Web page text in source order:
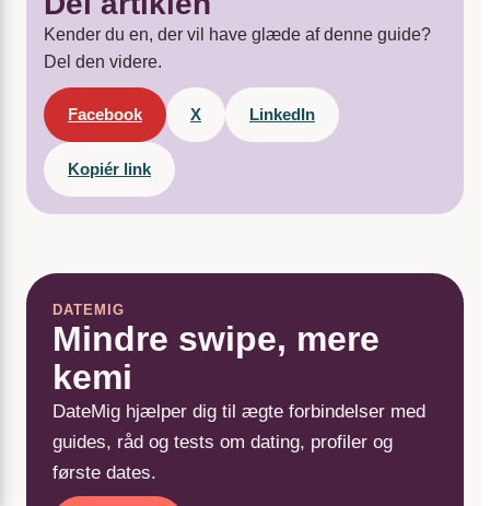
Kender du en, der vil have glæde af denne guide?
Del den videre.
Facebook X LinkedIn
Kopiér link
DATEMIG
Mindre swipe, mere
kemi
DateMig hjælper dig til ægte forbindelser med
guides, råd og tests om dating, profiler og
første dates.